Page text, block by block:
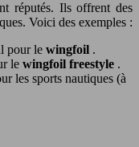
réputés. Ils offrent des
Voici des exemples :
pour le wingfoil .
le wingfoil freestyle .
les sports nautiques (à